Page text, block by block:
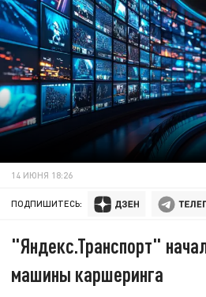
14 ИЮНЯ 18:26
ПОДПИШИТЕСЬ:
"Яндекс.Транспорт"
машины каршеринга